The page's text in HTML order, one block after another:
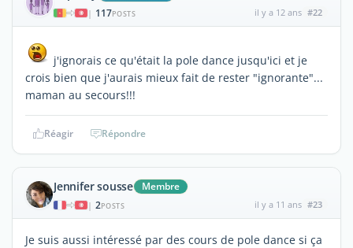
| 117POSTS il y a 12 ans #22
j'ignorais ce qu'était la pole dance jusqu'ici et je
crois bien que j'aurais mieux fait de rester "ignorante"...
maman au secours!!!
Réagir Répondre
Jennifer sousse Membre
| 2POSTS il y a 11 ans #23
Je suis aussi intéressé par des cours de pole dance si ça